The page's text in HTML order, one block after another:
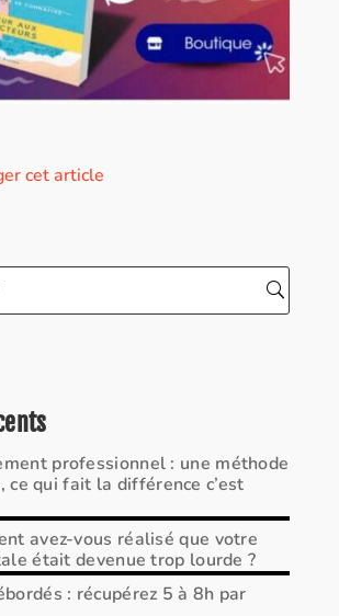
cet article
professionnel : une méthode
ce qui fait la différence c’est
avez-vous réalisé que votre
était devenue trop lourde ?
: récupérez 5 à 8h par